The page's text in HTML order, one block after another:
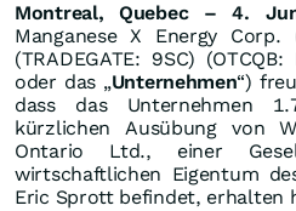
Montreal, Quebec – 4.
Manganese X Energy Corp.
(TRADEGATE: 9SC) (OTCQB:
oder das „Unternehmen“)
dass das Unternehmen
kürzlichen Ausübung von
Ontario Ltd., einer
wirtschaftlichen Eigentum
Eric Sprott befindet, erhalten